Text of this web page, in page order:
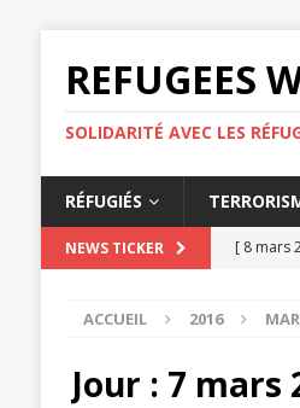
REFUGEES
SOLIDARITÉ AVEC LES
RÉFUGIÉS
NEWS TICKER [ 8 mars
[ 3 mars
[ 26
ACCUEIL 2016
Jour : 7 mars